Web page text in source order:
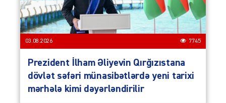
03.08.2026 7745
Prezident İlham Əliyevin Qırğızıstana
dövlət səfəri münasibətlərdə yeni tarixi
mərhələ kimi dəyərləndirilir